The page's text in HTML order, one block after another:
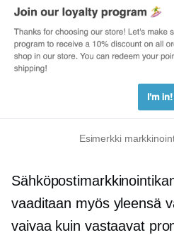
Esimerkki
vaaditaan myös yleensä
vaivaa kuin vastaavat